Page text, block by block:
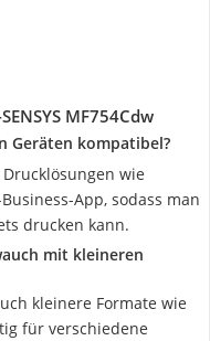
MF754Cdw
Geräten kompatibel?
wie
App, sodass man
drucken kann.
mit kleineren
kleinere Formate wie
für verschiedene